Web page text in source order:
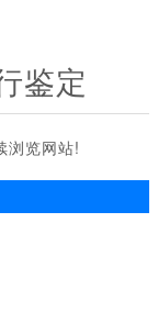
鉴定
浏览网站!